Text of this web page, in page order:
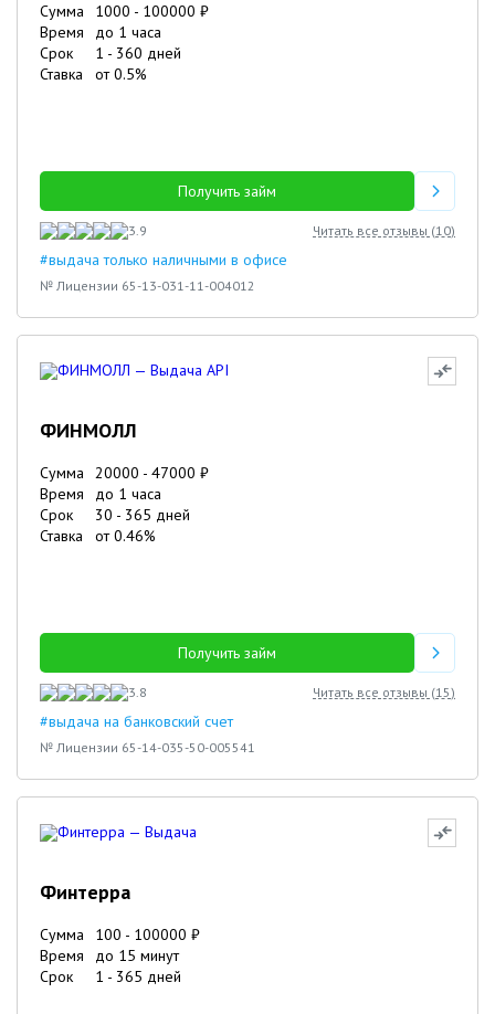
Сумма 1000 - 100000 ₽
Время
до 1 часа
Срок
1 - 360 дней
Ставка
от0.5%
Получить займ
3.9 Читать все отзывы (10)
#выдача только наличными в офисе
№ Лицензии 65-13-031-11-004012
ФИНМОЛЛ
Сумма 20000 - 47000 ₽
Время
до 1 часа
Срок
30 - 365 дней
Ставка
от0.46%
Получить займ
3.8 Читать все отзывы (15)
#выдача на банковский счет
№ Лицензии 65-14-035-50-005541
Финтерра
Сумма 100 - 100000 ₽
Время
до 15 минут
Срок
1 - 365 дней